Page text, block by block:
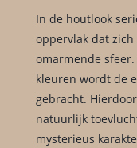
In de houtlook
oppervlak dat
omarmende
kleuren wordt de
gebracht.
natuurlijk
mysterieus